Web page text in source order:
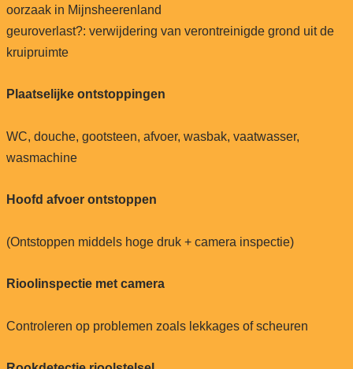
oorzaak in Mijnsheerenland
geuroverlast?: verwijdering van verontreinigde grond uit de
kruipruimte
Plaatselijke ontstoppingen
WC, douche, gootsteen, afvoer, wasbak, vaatwasser,
wasmachine
Hoofd afvoer ontstoppen
(Ontstoppen middels hoge druk + camera inspectie)
Rioolinspectie met camera
Controleren op problemen zoals lekkages of scheuren